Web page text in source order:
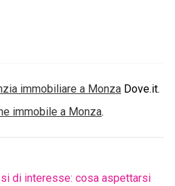
immobiliare a Monza Dove.it.
immobile a Monza.
di interesse: cosa aspettarsi